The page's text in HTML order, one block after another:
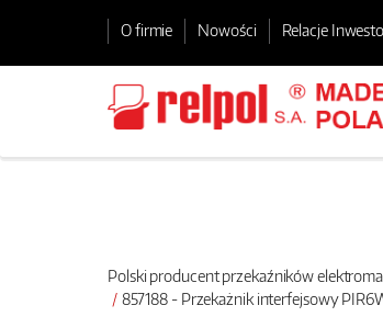
O firmie Nowości Relacje
Polski producent przekaźników
857188 - Przekażnik interfejsowy